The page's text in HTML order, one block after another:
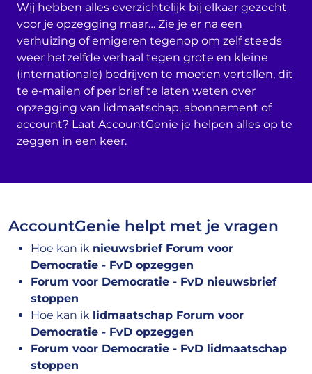
Wij hebben alles overzichtelijk bij elkaar gezocht
voor je opzegging maar… Zie je er na een
verhuizing of emigeren tegenop om zelf steeds
weer hetzelfde verhaal tegen grote en kleine
(internationale) bedrijven te moeten vertellen, dit
te e-mailen of per brief te laten weten over
opzegging van lidmaatschap, abonnement of
account? Laat AccountGenie je helpen alles op te
zeggen in een keer.
AccountGenie helpt met je vragen
Hoe kan ik nieuwsbrief Forum voor
Democratie - FvD opzeggen
Forum voor Democratie - FvD nieuwsbrief
stoppen
Hoe kan ik lidmaatschap Forum voor
Democratie - FvD opzeggen
Forum voor Democratie - FvD lidmaatschap
stoppen